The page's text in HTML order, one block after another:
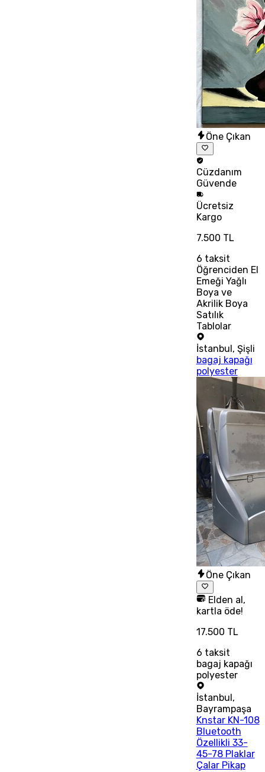
Öne Çıkan
Cüzdanım
Güvende
Ücretsiz
Kargo
7.500 TL
6 taksit
Öğrenciden El
Emeği Yağlı
Boya ve
Akrilik Boya
Satılık
Tablolar
İstanbul, Şişli
bagaj kapağı
polyester
Öne Çıkan
Elden al,
kartla öde!
17.500 TL
6 taksit
bagaj kapağı
polyester
İstanbul ,
Bayrampaşa
Knstar KN-108
Bluetooth
Özellikli 33-
45-78 Plaklar
Çalar Pikap